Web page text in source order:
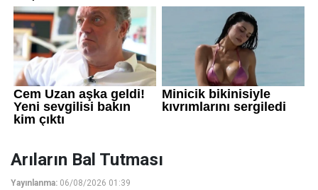
Arıların Bal Tutması
Yayınlanma: 06/08/2026 01:39